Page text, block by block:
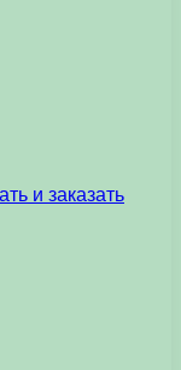
и заказать